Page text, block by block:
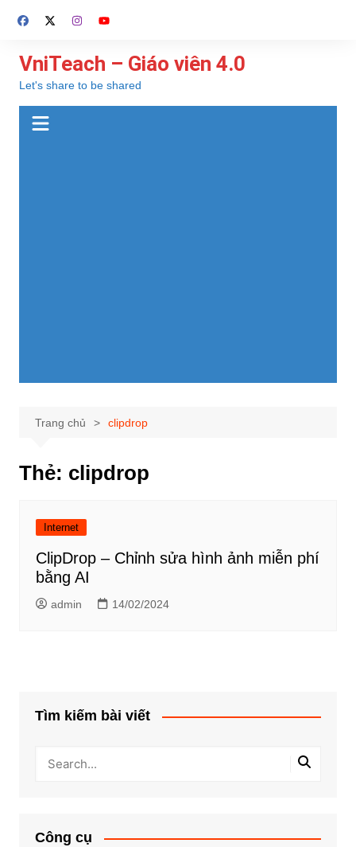
đến
dung
VniTeach – Giáo viên 4.0
Let's share to be shared
Trang chủ clipdrop
Thẻ: clipdrop
Internet
ClipDrop – Chỉnh sửa hình ảnh miễn phí
bằng AI
admin 14/02/2024
Tìm kiếm bài viết
Công cụ